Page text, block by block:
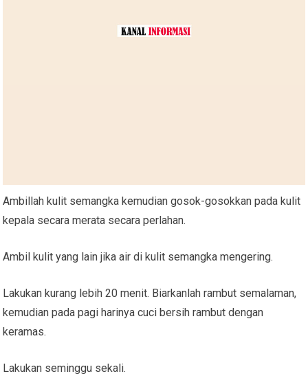
Ambillah kulit semangka kemudian gosok-gosokkan pada kulit
kepala secara merata secara perlahan.
Ambil kulit yang lain jika air di kulit semangka mengering.
Lakukan kurang lebih 20 menit. Biarkanlah rambut semalaman,
kemudian pada pagi harinya cuci bersih rambut dengan
keramas.
Lakukan seminggu sekali.